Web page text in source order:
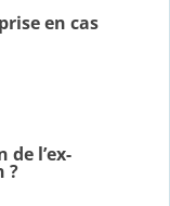
en cas
l’ex-
?